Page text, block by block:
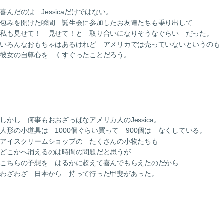
喜んだのは Jessicaだけではない。
包みを開けた瞬間 誕生会に参加したお友達たちも乗り出して
私も見せて！ 見せて！と 取り合いになりそうなぐらい だった。
いろんなおもちゃはあるけれど アメリカでは売っていないというのも
彼女の自尊心を くすぐったことだろう。
しかし 何事もおおざっぱなアメリカ人のJessica。
人形の小道具は 1000個ぐらい買って 900個は なくしている。
アイスクリームショップの たくさんの小物たちも
どこかへ消えるのは時間の問題だと思うが
こちらの予想を はるかに超えて喜んでもらえたのだから
わざわざ 日本から 持って行った甲斐があった。